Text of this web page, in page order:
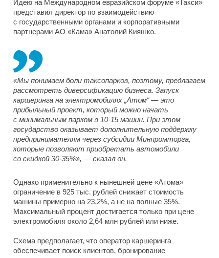
Идею на Международном евразийском форуме «Такси»
представил директор по взаимодействию
с государственными органами и корпоративными
партнерами АО «Кама» Анатолий Кияшко.
«Мы понимаем боли таксопарков, поэтому, предлагаем
рассмотреть диверсификацию бизнеса. Запуск
каршеринга на электромобилях „Атом“ — это
прибыльный проект, который можно начать
с минимальным парком в 10-15 машин. При этом
государство оказывает дополнительную поддержку
предпринимателям через субсидии Минпромторга,
которые позволяют приобретать автомобили
со скидкой 30-35%», — сказал он.
Однако применительно к нынешней цене «Атома»
ограничение в 925 тыс. рублей снижает стоимость
машины примерно на 23,2%, а не на полные 35%.
Максимальный процент достигается только при цене
электромобиля около 2,64 млн рублей или ниже.
Схема предполагает, что оператор каршеринга
обеспечивает поиск клиентов, бронирование